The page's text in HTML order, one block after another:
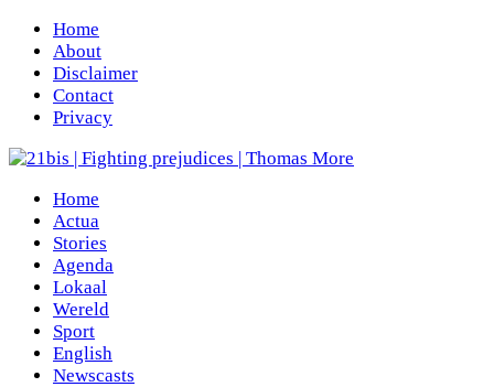
Home
About
Disclaimer
Contact
Privacy
Home
Actua
Stories
Agenda
Lokaal
Wereld
Sport
English
Newscasts